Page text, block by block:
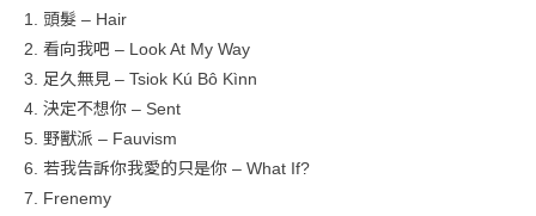
1. 頭髮 – Hair
2. 看向我吧 – Look At My Way
3. 足久無見 – Tsiok Kú Bô Kìnn
4. 決定不想你 – Sent
5. 野獸派 – Fauvism
6. 若我告訴你我愛的只是你 – What If?
7. Frenemy